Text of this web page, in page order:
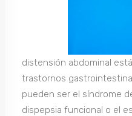
distensión abdominal
trastornos
pueden ser el síndrome
dispepsia funcional o el